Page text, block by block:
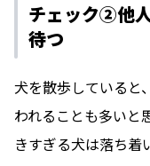
チェック②他
待つ
犬を散歩していると
われることも多いと
きすぎる犬は落ち着